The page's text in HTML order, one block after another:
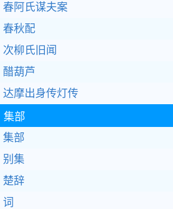
春阿氏谋夫案
春秋配
次柳氏旧闻
醋葫芦
达摩出身传灯传
集部
集部
别集
楚辞
词